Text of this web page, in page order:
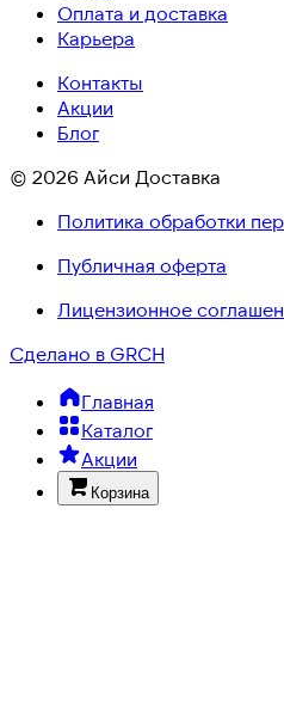
Оплата и доставка
Карьера
Контакты
Акции
Блог
© 2026 Айси Доставка
Политика обработки
Публичная оферта
Лицензионное
Сделано в GRCH
Главная
Каталог
Акции
Корзина